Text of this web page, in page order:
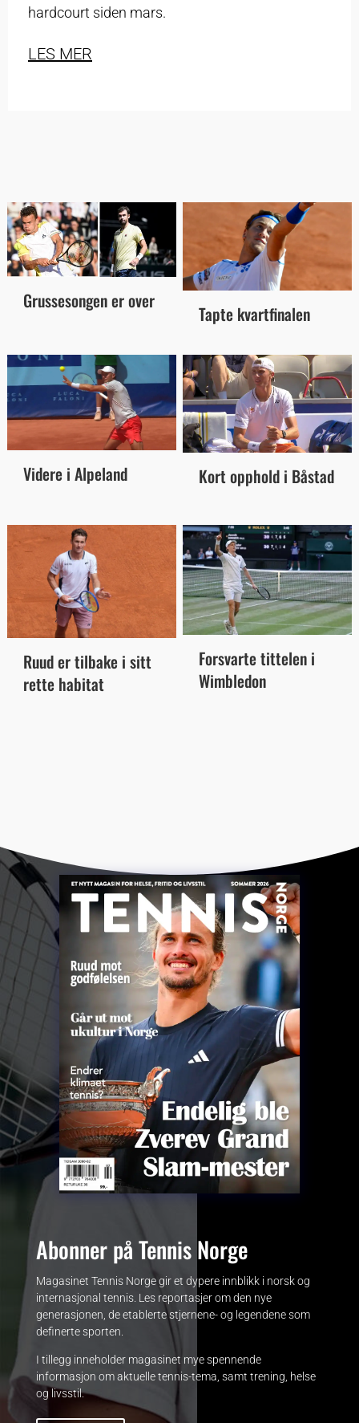
hardcourt siden mars.
LES MER
Grussesongen er over
Tapte kvartfinalen
Videre i Alpeland Kort opphold i Båstad
Ruud er tilbake i sitt
rette habitat
Forsvarte tittelen i
Wimbledon
Abonner på Tennis Norge
Magasinet Tennis Norge gir et dypere innblikk i norsk og
internasjonal tennis. Les reportasjer om den nye
generasjonen, de etablerte stjernene- og legendene som
definerte sporten.
I tillegg inneholder magasinet mye spennende
informasjon om aktuelle tennis-tema, samt trening, helse
og livsstil.